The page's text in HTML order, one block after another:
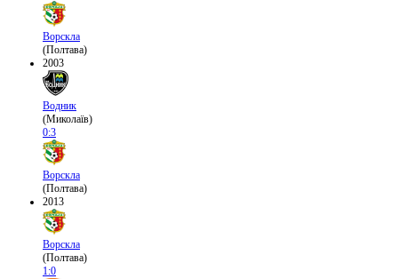
Ворскла
(Полтава)
2003
Водник
(Миколаїв)
0:3
Ворскла
(Полтава)
2013
Ворскла
(Полтава)
1:0